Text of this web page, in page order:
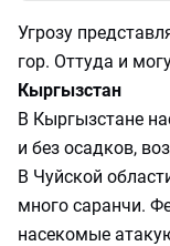
Угрозу
гор. Оттуда и
Кыргызстан
В Кыргызстане
и без осадков,
В Чуйской
много саранчи.
насекомые